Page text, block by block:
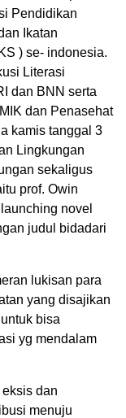
Pendidikan
Ikatan
) se- indonesia.
Literasi
dan BNN serta
dan Penasehat
kamis tanggal 3
Lingkungan
sekaligus
prof. Owin
novel
judul bidadari
lukisan para
yang disajikan
bisa
yg mendalam
dan
menuju